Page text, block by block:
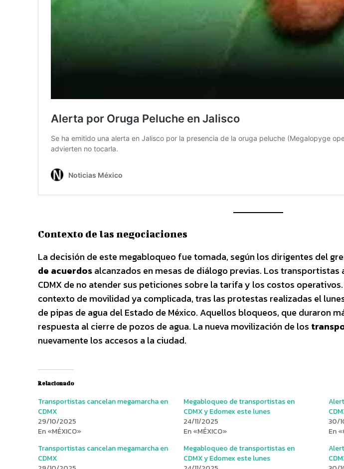
Contexto de las negociaciones
La decisión de este megabloqueo fue tomada, según los dirigentes del
de acuerdosalcanzados en mesas de diálogo previas. Los transportistas
CDMX de no atender sus peticiones sobre la tarifa y los costos
contexto de movilidad ya complicada, tras las protestas realizadas el
de pipas de agua del Estado de México. Aquellos bloqueos, que duraron
respuesta al cierre de pozos de agua. La nueva movilización de los
nuevamente los accesos a la ciudad.
Relacionado
Transportistas cancelan megamarcha en
CDMX
29/10/2025
En «MÉXICO»
Megabloqueo de transportistas en
CDMX y Edomex este lunes
24/11/2025
En «MÉXICO»
30/
En
Transportistas cancelan megamarcha en
CDMX
Megabloqueo de transportistas en
CDMX y Edomex este lunes